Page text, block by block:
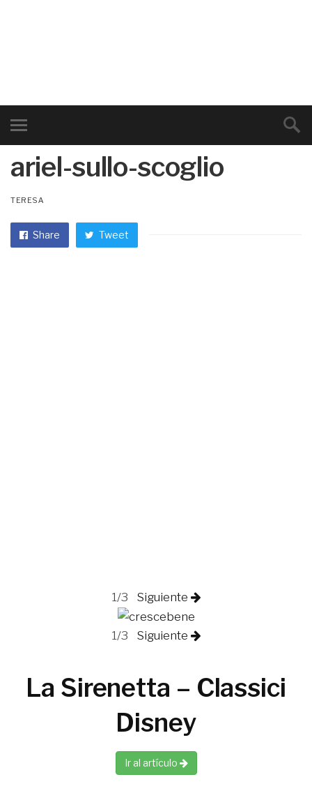
ariel-sullo-scoglio
TERESA
Share Tweet
1/3 Siguiente
1/3 Siguiente
La Sirenetta – Classici
Disney
Ir al artículo